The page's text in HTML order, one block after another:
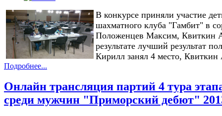
В конкурсе приняли участие
шахматного клуба "Гамбит" в
Положенцев Максим, Квиткин
результате лучший результат
Кирилл занял 4 место, Квиткин
Подробнее...
Онлайн трансляция партий 4 тура
среди мужчин "Приморский дебют"